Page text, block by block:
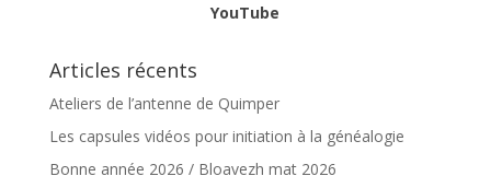
YouTube
Articles récents
Ateliers de l’antenne de Quimper
Les capsules vidéos pour initiation à la généalogie
Bonne année 2026 / Bloavezh mat 2026